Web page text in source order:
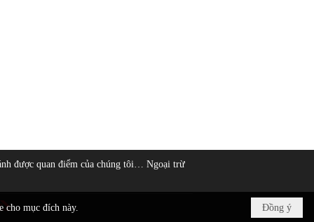
được quan điểm của chúng tôi… Ngoại trừ
Đồng ý
cho mục đích này.